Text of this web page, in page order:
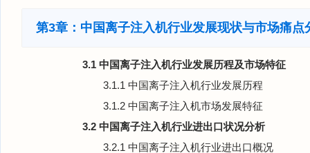
第3章：中国离子注入机行业发展现状与市场痛点
3.1 中国离子注入机行业发展历程及市场特征
3.1.1 中国离子注入机行业发展历程
3.1.2 中国离子注入机市场发展特征
3.2 中国离子注入机行业进出口状况分析
3.2.1 中国离子注入机行业进出口概况